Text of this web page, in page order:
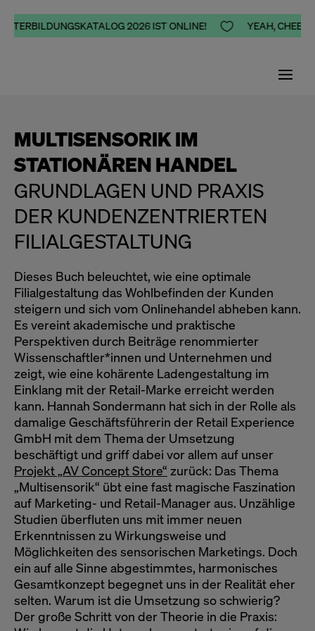
2026 IST ONLINE!  YEAH,
MULTISENSORIK IM
STATIONÄREN HANDEL
GRUNDLAGEN UND PRAXIS
DER KUNDENZENTRIERTEN
FILIALGESTALTUNG
Dieses Buch beleuchtet, wie eine optimale
Filialgestaltung das Wohlbefinden der Kunden
steigern und sich vom Onlinehandel abheben kann.
Es vereint akademische und praktische
Perspektiven durch Beiträge renommierter
Wissenschaftler*innen und Unternehmen und
zeigt, wie eine kohärente Ladengestaltung im
Einklang mit der Retail-Marke erreicht werden
kann. Hannah Sondermann hat sich in der Rolle als
damalige Geschäftsführerin der Retail Experience
GmbH mit dem Thema der Umsetzung
beschäftigt und griff dabei vor allem auf unser
Projekt „AV Concept Store“ zurück: Das Thema
„Multisensorik“ übt eine fast magische Faszination
auf Marketing- und Retail-Manager aus. Unzählige
Studien überfluten uns mit immer neuen
Erkenntnissen zu Wirkungsweise und
Möglichkeiten des sensorischen Marketings. Doch
ein auf alle Sinne abgestimmtes, harmonisches
Gesamtkonzept begegnet uns in der Realität eher
selten. Warum ist die Umsetzung so schwierig?
Der große Schritt von der Theorie in die Praxis: